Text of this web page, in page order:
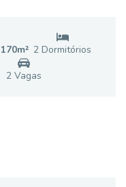
170m² 2 Dormitórios
2 Vagas